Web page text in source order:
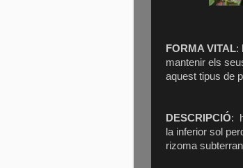
FORMA VITAL:
mantenir els
aquest tipus de
DESCRIPCIÓ:
la inferior sol
rizoma